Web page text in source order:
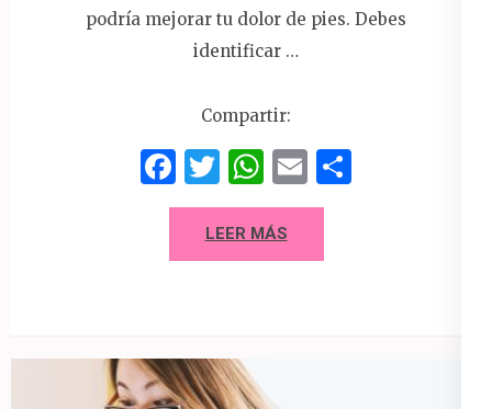
podría mejorar tu dolor de pies. Debes
identificar …
Compartir:
Facebook
Twitter
WhatsApp
Email
LEER MÁS